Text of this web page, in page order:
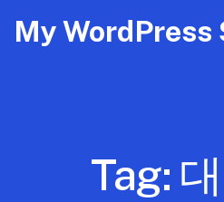
My WordPress
Tag: